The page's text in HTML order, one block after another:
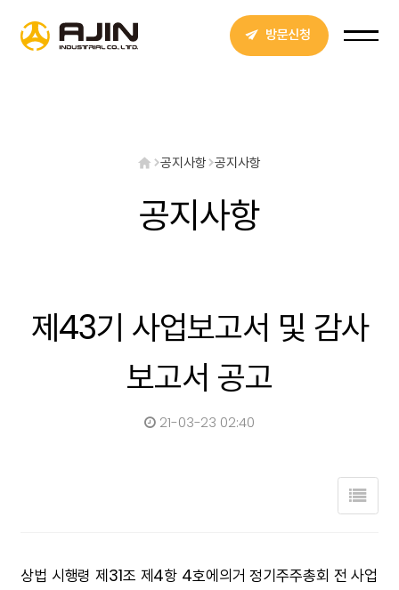
방문신청
공지사항 공지사항
공지사항
제43기 사업보고서 및 감사
보고서 공고
21-03-23 02:40
상법 시행령 제31조 제4항 4호에의거 정기주주총회 전 사업